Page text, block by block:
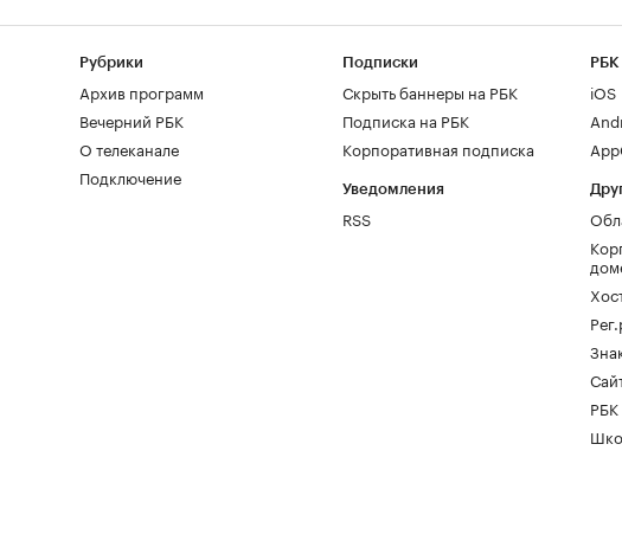
Рубрики
Архив программ
Вечерний РБК
О телеканале
Подключение
Подписки
Скрыть баннеры на РБК
Подписка на РБК
Корпоративная подписка
Уведомления
RSS
РБК
iOS